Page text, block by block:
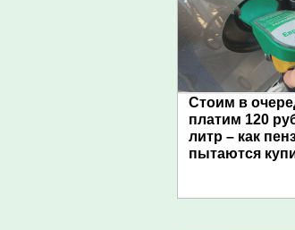
Стоим в
платим 120
литр – как
пытаются